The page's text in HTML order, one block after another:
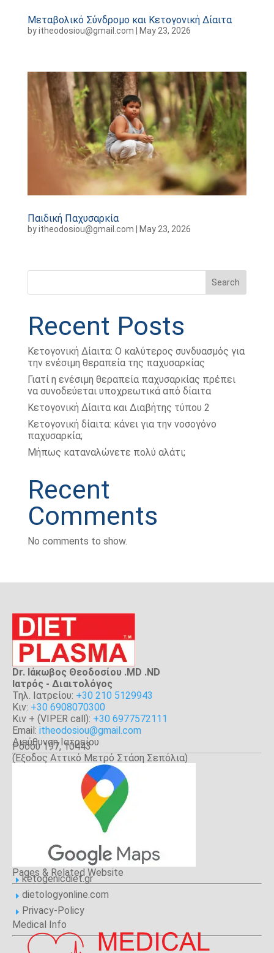
Μεταβολικό Σύνδρομο και Κετογονική Δίαιτα
byitheodosiou@gmail.com May 23, 2026
Παιδική Παχυσαρκία
byitheodosiou@gmail.com May 23, 2026
Search
Recent Posts
Κετογονική Δίαιτα: Ο καλύτερος συνδυασμός για
την ενέσιμη θεραπεία της παχυσαρκίας
Γιατί η ενέσιμη θεραπεία παχυσαρκίας πρέπει
να συνοδεύεται υποχρεωτικά από δίαιτα
Κετογονική Δίαιτα και Διαβήτης τύπου 2
Κετογονική δίαιτα: κάνει για την νοσογόνο
παχυσαρκία;
Μήπως καταναλώνετε πολύ αλάτι;
Recent
Comments
No comments to show.
Dr. Ιάκωβος Θεοδοσίου .MD .ND
Iατρός - Διαιτολόγος
Τηλ. Ιατρείου: +30 210 5129943
Κιν: +30 6908070300
Κιν + (VIPER call): +30 6977572111
Email: itheodosiou@gmail.com
Διεύθυνση Ιατρείου
Ρόδου 197, 10443
(Έξοδος Αττικό Μετρό Στάση Σεπόλια)
Pages & Related Website
E ketogenicdiet.gr
E dietologyonline.com
E Privacy-Policy
Medical Info